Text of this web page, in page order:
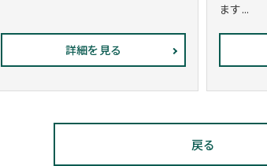
詳細を見る
ます...
戻る